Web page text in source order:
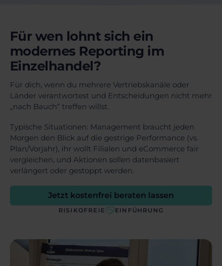
Für wen lohnt sich ein
modernes Reporting im
Einzelhandel?
Für dich, wenn du mehrere Vertriebskanäle oder
Länder verantwortest und Entscheidungen nicht mehr
„nach Bauch“ treffen willst.
Typische Situationen: Management braucht jeden
Morgen den Blick auf die gestrige Performance (vs.
Plan/Vorjahr), ihr wollt Filialen und eCommerce fair
vergleichen, und Aktionen sollen datenbasiert
verlängert oder gestoppt werden.
Jetzt kostenfrei beraten lassen
RISIKOFREIE EINFÜHRUNG